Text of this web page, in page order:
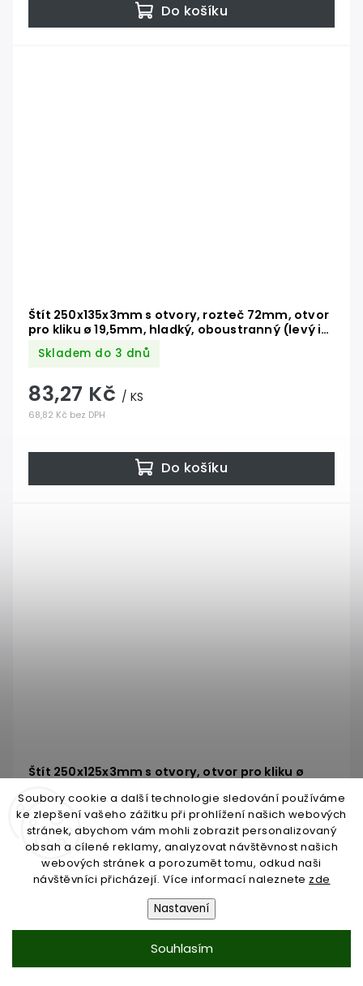
Soubory cookie a další technologie sledování používáme
ke zlepšení vašeho zážitku při prohlížení našich webových
stránek, abychom vám mohli zobrazit personalizovaný
obsah a cílené reklamy, analyzovat návštěvnost našich
webových stránek a porozumět tomu, odkud naši
návštěvníci přicházejí. Více informací naleznete zde
Nastavení
Souhlasím
Do košíku
Štít 250x135x3mm s otvory, rozteč 72mm, otvor
pro kliku ø 19,5mm, hladký, oboustranný (levý i
pravý), pro zámek ZMH331
Skladem do 3 dnů
68,82 Kč bez DPH
83,27 Kč / KS
Do košíku
Štít 250x125x3mm s otvory, otvor pro kliku ø
Skladem do 3 dnů
114,06 Kč bez DPH
138,01 Kč/ KS
Do košíku